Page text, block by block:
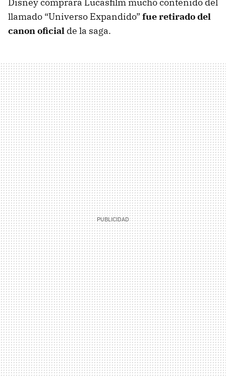
llamado “Universo Expandido” fue retirado del
canon oficial de la saga.